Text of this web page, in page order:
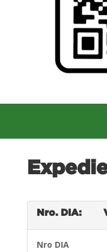
Nro. DIA:
Nro DIA